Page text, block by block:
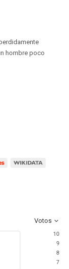
hombre poco
Votos
10
9
8
7